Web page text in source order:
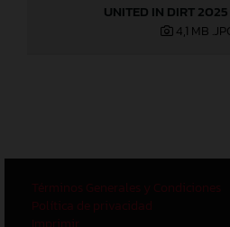
UNITED IN DIRT
4,1 MB
Términos Generales y Condiciones
Política de privacidad